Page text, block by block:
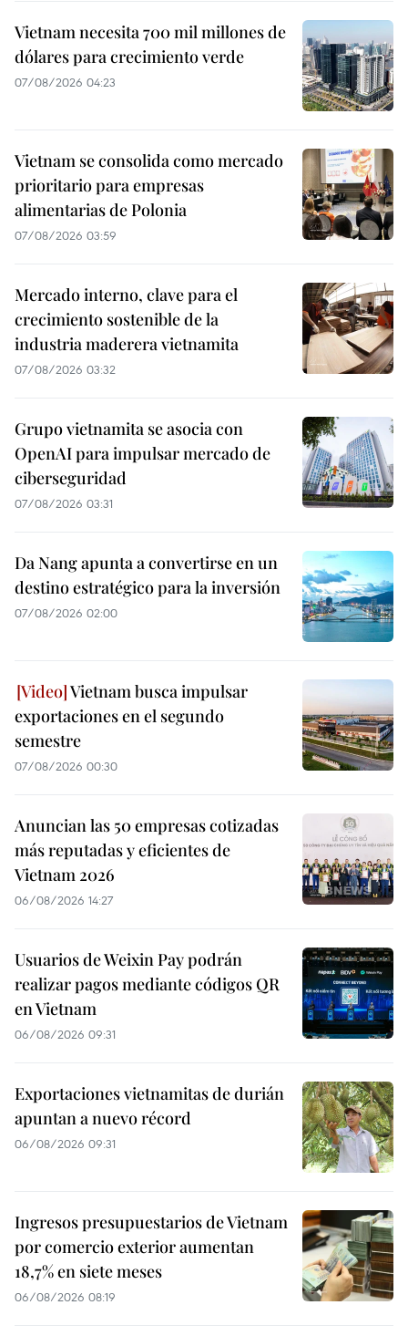
Vietnam necesita 700 mil millones de
dólares para crecimiento verde
07/08/2026 04:23
Vietnam se consolida como mercado
prioritario para empresas
alimentarias de Polonia
07/08/2026 03:59
Mercado interno, clave para el
crecimiento sostenible de la
industria maderera vietnamita
07/08/2026 03:32
Grupo vietnamita se asocia con
OpenAI para impulsar mercado de
ciberseguridad
07/08/2026 03:31
Da Nang apunta a convertirse en un
destino estratégico para la inversión
07/08/2026 02:00
Vietnam busca impulsar
exportaciones en el segundo
semestre
07/08/2026 00:30
Anuncian las 50 empresas cotizadas
más reputadas y eficientes de
Vietnam 2026
06/08/2026 14:27
Usuarios de Weixin Pay podrán
realizar pagos mediante códigos QR
en Vietnam
06/08/2026 09:31
Exportaciones vietnamitas de durián
apuntan a nuevo récord
06/08/2026 09:31
Ingresos presupuestarios de Vietnam
por comercio exterior aumentan
18,7% en siete meses
06/08/2026 08:19